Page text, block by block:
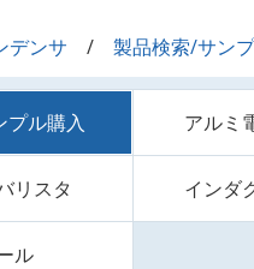
デンサ 製品検索/サン
プル購入 アルミ
リスタ インダ
ル